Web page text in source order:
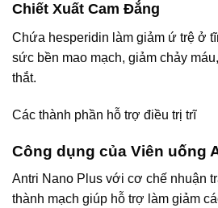
Chiết Xuất Cam Đắng
Chứa hesperidin làm giảm ứ trệ ở
sức bền mao mạch, giảm chảy
thắt.
Các thành phần hỗ trợ điều trị trĩ
Công dụng của Viên uống
Antri Nano Plus với cơ chế nhuận
thành mạch giúp hỗ trợ làm giảm